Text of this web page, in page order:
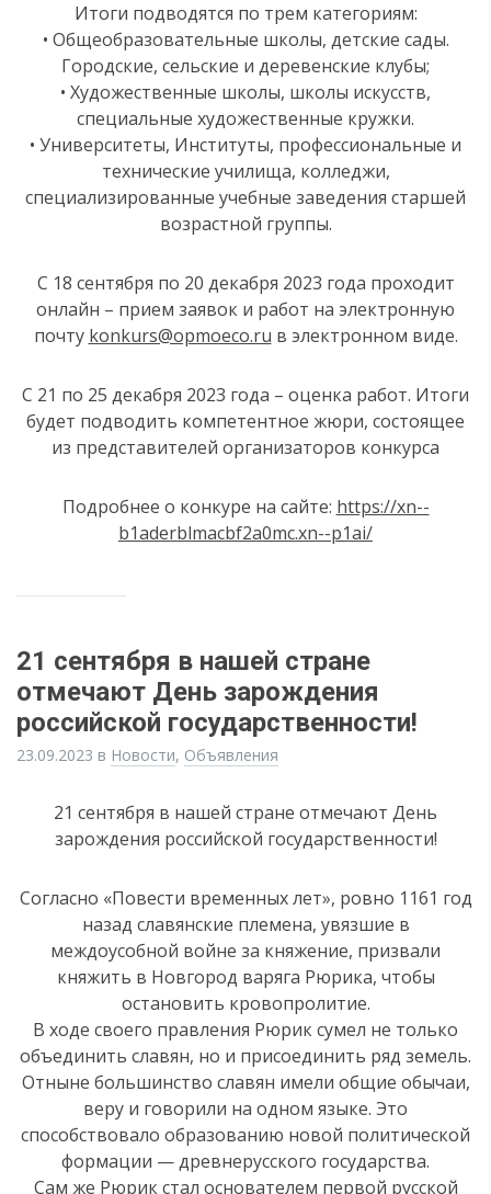
Итоги подводятся по трем категориям:
• Общеобразовательные школы, детские сады.
Городские, сельские и деревенские клубы;
• Художественные школы, школы искусств,
специальные художественные кружки.
• Университеты, Институты, профессиональные и
технические училища, колледжи,
специализированные учебные заведения старшей
возрастной группы.
С 18 сентября по 20 декабря 2023 года проходит
онлайн – прием заявок и работ на электронную
почту konkurs@opmoeco.ru в электронном виде.
С 21 по 25 декабря 2023 года – оценка работ. Итоги
будет подводить компетентное жюри, состоящее
из представителей организаторов конкурса
Подробнее о конкуре на сайте: https://xn--
b1aderblmacbf2a0mc.xn--p1ai/
21 сентября в нашей стране
отмечают День зарождения
российской государственности!
23.09.2023 в Новости, Объявления
21 сентября в нашей стране отмечают День
зарождения российской государственности!
Согласно «Повести временных лет», ровно 1161 год
назад славянские племена, увязшие в
междоусобной войне за княжение, призвали
княжить в Новгород варяга Рюрика, чтобы
остановить кровопролитие.
В ходе своего правления Рюрик сумел не только
объединить славян, но и присоединить ряд земель.
Отныне большинство славян имели общие обычаи,
веру и говорили на одном языке. Это
способствовало образованию новой политической
формации — древнерусского государства.
Сам же Рюрик стал основателем первой русской